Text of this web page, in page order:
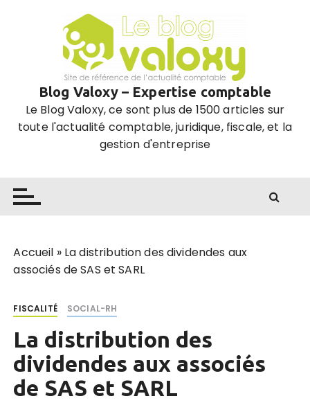
Blog Valoxy – Expertise comptable
Le Blog Valoxy, ce sont plus de 1500 articles sur
toute l'actualité comptable, juridique, fiscale, et la
gestion d'entreprise
Accueil » La distribution des dividendes aux
associés de SAS et SARL
FISCALITÉ SOCIAL-RH
La distribution des
dividendes aux associés
de SAS et SARL